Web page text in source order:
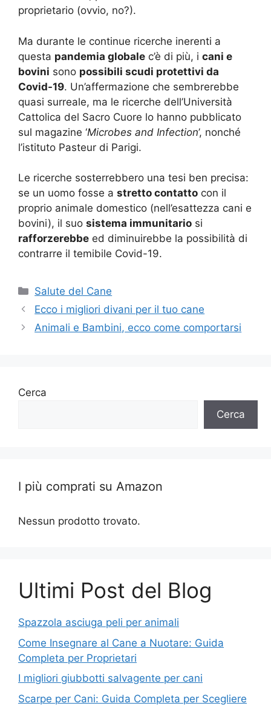
proprietario (ovvio, no?).
Ma durante le continue ricerche inerenti a
questa pandemia globale c’è di più, i cani e
bovini sono possibili scudi protettivi da
Covid-19. Un’affermazione che sembrerebbe
quasi surreale, ma le ricerche dell’Università
Cattolica del Sacro Cuore lo hanno pubblicato
sul magazine ‘Microbes and Infection’, nonché
l’istituto Pasteur di Parigi.
Le ricerche sosterrebbero una tesi ben precisa:
se un uomo fosse a stretto contatto con il
proprio animale domestico (nell’esattezza cani e
bovini), il suo sistema immunitario si
rafforzerebbe ed diminuirebbe la possibilità di
contrarre il temibile Covid-19.
Categorie
Salute del Cane
Ecco i migliori divani per il tuo cane
Animali e Bambini, ecco come comportarsi
Cerca
Cerca
I più comprati su Amazon
Nessun prodotto trovato.
Ultimi Post del Blog
Spazzola asciuga peli per animali
Come Insegnare al Cane a Nuotare: Guida
Completa per Proprietari
I migliori giubbotti salvagente per cani
Scarpe per Cani: Guida Completa per Scegliere